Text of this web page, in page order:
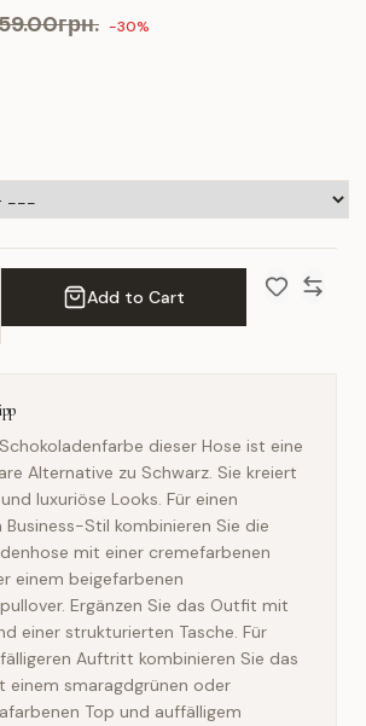
-30%
Add to Cart
dieser Hose ist eine
Alternative zu Schwarz. Sie kreiert
luxuriöse Looks. Für einen
Business-Stil kombinieren Sie die
mit einer cremefarbenen
einem beigefarbenen
Ergänzen Sie das Outfit mit
einer strukturierten Tasche. Für
Auftritt kombinieren Sie das
einem smaragdgrünen oder
Top und auffälligem